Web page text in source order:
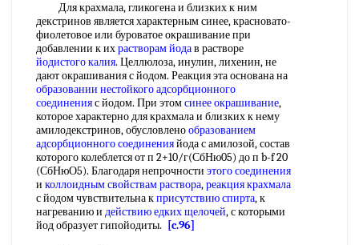
Для крахмала, гликогена и близких к ним
декстринов является характерным синее, красновато-
фиолетовое или буроватое окрашивание при
добавлении к ихрастворам йодав растворе
йодистого калия. Целлюлоза, инулин, лихенин, не
дают окрашивания с йодом. Реакция эта основана на
образовании нестойкогоадсорбционного
соединенияс йодом. При этомсинее окрашивание,
которое характерно для крахмала и близких к нему
амилодекстринов, обусловленообразованием
адсорбционного соединенияйода с амилозой, состав
которого колеблется от п 2+10/г(СбНю05) до п b-f 20
(СбНюО5). Благодаря непрочности этого соединения
и коллоидным свойствам раствора,реакция крахмала
с йодом чувствительна кприсутствию спирта, к
нагреванию и действию едких щелочей, с которыми
йод образует гипойодиты.
[c.96]